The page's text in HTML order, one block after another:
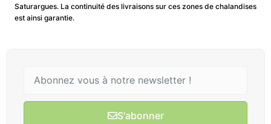
Saturargues. La continuité des livraisons sur ces zones de chalandises
est ainsi garantie.
S'abonner